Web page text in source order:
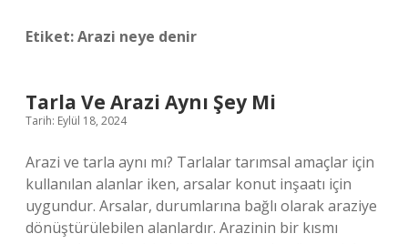
Etiket:Arazi neye denir
Tarla Ve Arazi Aynı Şey Mi
Tarih: Eylül 18, 2024
Arazi ve tarla aynı mı? Tarlalar tarımsal amaçlar için
kullanılan alanlar iken, arsalar konut inşaatı için
uygundur. Arsalar, durumlarına bağlı olarak araziye
dönüştürülebilen alanlardır. Arazinin bir kısmı